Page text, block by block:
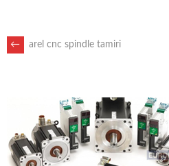
POST
NAVIGATION
← arel cnc spindle tamiri